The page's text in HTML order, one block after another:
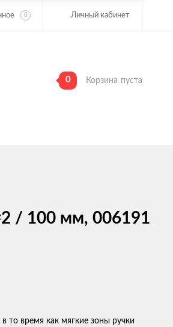
0 Личный кабинет
0 Корзина пуста
/ 100 мм, 006191
время как мягкие зоны ручки